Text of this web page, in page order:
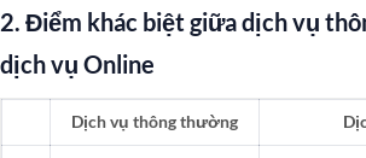
2. Điểm khác biệt giữa dịch vụ
dịch vụ Online
Dịch vụ thông thường